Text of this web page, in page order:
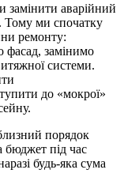
аварійний
Тому ми спочатку
ремонту:
фасад, замінимо
системи.
до «мокрої»
порядок
під час
будь-яка сума